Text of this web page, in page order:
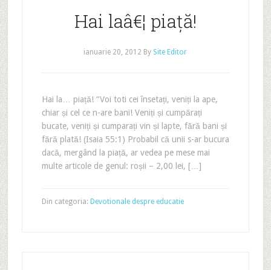
Hai laâ€¦ piață!
ianuarie 20, 2012 By Site Editor
Hai la… piață! “Voi toti cei însetați, veniți la ape,
chiar și cel ce n-are bani! Veniți și cumpărați
bucate, veniți și cumparați vin și lapte, fără bani și
fără plată! (Isaia 55:1) Probabil că unii s-ar bucura
dacă, mergând la piață, ar vedea pe mese mai
multe articole de genul: roșii – 2,00 lei, […]
Din categoria: Devotionale despre educatie